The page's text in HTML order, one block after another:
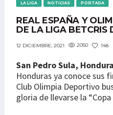
LA LIGA NOTICIAS PORTADA
REAL ESPAÑA Y
DE LA LIGA BETCRIS
12 DICIEMBRE, 2021 2050 148
San Pedro Sula,
Honduras ya conoce sus
Club Olimpia Deportivo
gloria de llevarse la